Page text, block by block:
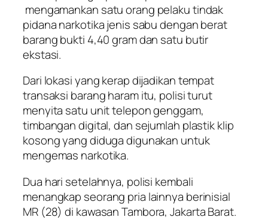
mengamankan satu orang pelaku tindak
pidana narkotika jenis sabu dengan berat
barang bukti 4,40 gram dan satu butir
ekstasi.
Dari lokasi yang kerap dijadikan tempat
transaksi barang haram itu, polisi turut
menyita satu unit telepon genggam,
timbangan digital, dan sejumlah plastik klip
kosong yang diduga digunakan untuk
mengemas narkotika.
Dua hari setelahnya, polisi kembali
menangkap seorang pria lainnya berinisial
MR (28) di kawasan Tambora, Jakarta Barat.